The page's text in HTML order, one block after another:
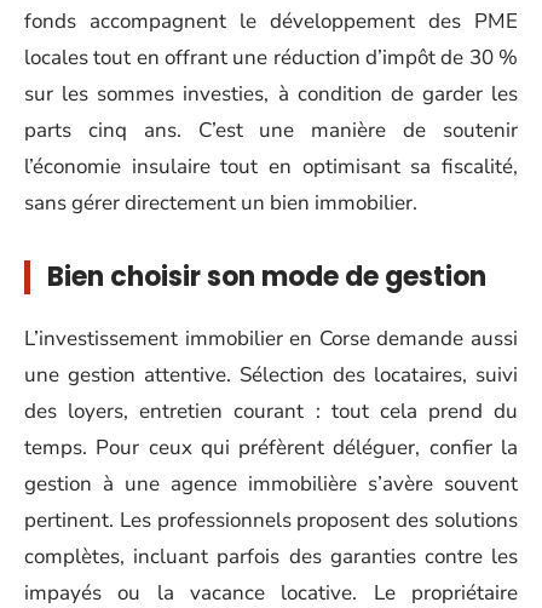
fonds accompagnent le développement des PME
locales tout en offrant une réduction d’impôt de 30 %
sur les sommes investies, à condition de garder les
parts cinq ans. C’est une manière de soutenir
l’économie insulaire tout en optimisant sa fiscalité,
sans gérer directement un bien immobilier.
Bien choisir son mode de gestion
L’investissement immobilier en Corse demande aussi
une gestion attentive. Sélection des locataires, suivi
des loyers, entretien courant : tout cela prend du
temps. Pour ceux qui préfèrent déléguer, confier la
gestion à une agence immobilière s’avère souvent
pertinent. Les professionnels proposent des solutions
complètes, incluant parfois des garanties contre les
impayés ou la vacance locative. Le propriétaire